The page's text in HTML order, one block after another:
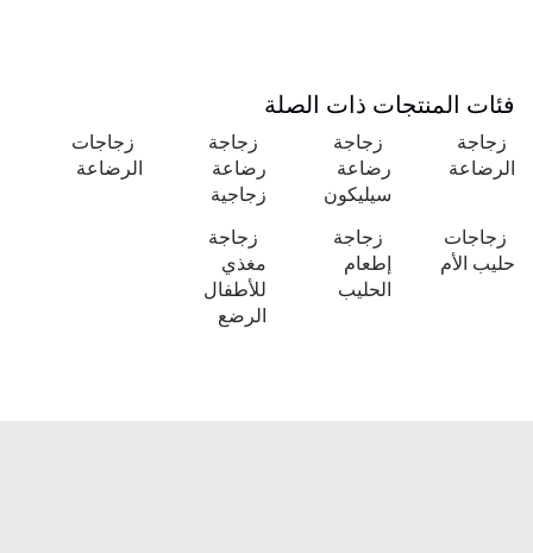
فئات المنتجات ذات الصلة
زجاجة
الرضاعة
زجاجة
رضاعة
سيليكون
زجاجة
رضاعة
زجاجية
زجاجات
الرضاعة
زجاجات
حليب الأم
زجاجة
إطعام
الحليب
زجاجة
مغذي
للأطفال
الرضع